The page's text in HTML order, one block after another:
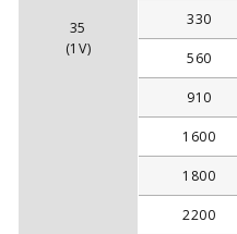
35
(1V)
330
560
910
1600
1800
2200